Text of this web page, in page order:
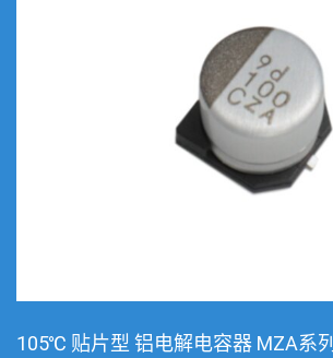
105℃ 贴片型 铝电解电容器 MZA系列